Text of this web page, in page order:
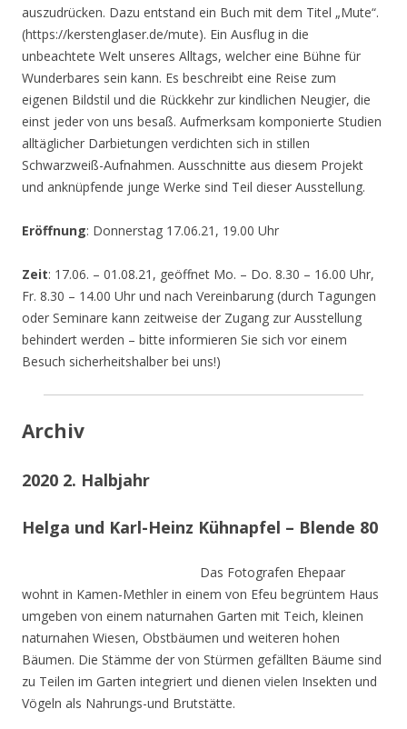
auszudrücken. Dazu entstand ein Buch mit dem Titel „Mute“.
(https://kerstenglaser.de/mute). Ein Ausflug in die
unbeachtete Welt unseres Alltags, welcher eine Bühne für
Wunderbares sein kann. Es beschreibt eine Reise zum
eigenen Bildstil und die Rückkehr zur kindlichen Neugier, die
einst jeder von uns besaß. Aufmerksam komponierte Studien
alltäglicher Darbietungen verdichten sich in stillen
Schwarzweiß-Aufnahmen. Ausschnitte aus diesem Projekt
und anknüpfende junge Werke sind Teil dieser Ausstellung.
Eröffnung: Donnerstag 17.06.21, 19.00 Uhr
Zeit: 17.06. – 01.08.21, geöffnet Mo. – Do. 8.30 – 16.00 Uhr,
Fr. 8.30 – 14.00 Uhr und nach Vereinbarung (durch Tagungen
oder Seminare kann zeitweise der Zugang zur Ausstellung
behindert werden – bitte informieren Sie sich vor einem
Besuch sicherheitshalber bei uns!)
Archiv
2020 2. Halbjahr
Helga und Karl-Heinz Kühnapfel – Blende 80
Das Fotografen Ehepaar
wohnt in Kamen-Methler in einem von Efeu begrüntem Haus
umgeben von einem naturnahen Garten mit Teich, kleinen
naturnahen Wiesen, Obstbäumen und weiteren hohen
Bäumen. Die Stämme der von Stürmen gefällten Bäume sind
zu Teilen im Garten integriert und dienen vielen Insekten und
Vögeln als Nahrungs-und Brutstätte.